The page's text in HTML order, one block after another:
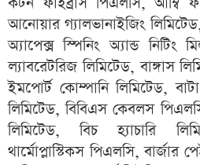
আনোয়ার গ্যালভানাইজিং
অ্যাপেক্স স্পিনিং অ্যান্ড নিটিং
ল্যাবরেটরিজ লিমিটেড, বাঙ্গাস
ইমপোর্ট কোম্পানি লিমিটেড,
লিমিটেড, বিবিএস কেবলস
লিমিটেড, বিচ হ্যাচারি
থার্মোপ্লাস্টিকস পিএলসি, বার্জার